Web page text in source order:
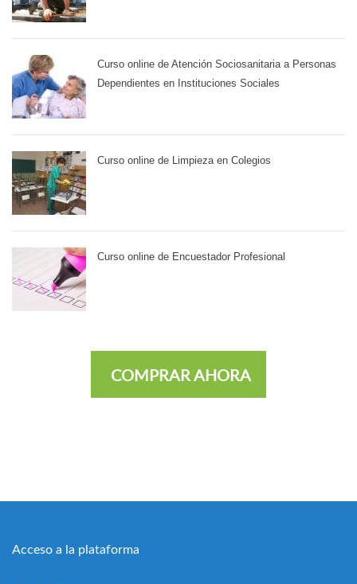
Curso online de Atención Sociosanitaria a Personas
Dependientes en Instituciones Sociales
Curso online de Limpieza en Colegios
Curso online de Encuestador Profesional
COMPRAR AHORA
Acceso a la plataforma